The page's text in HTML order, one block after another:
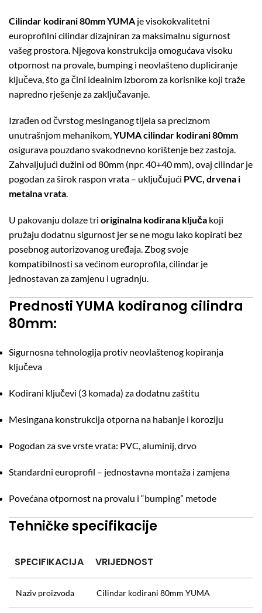
Cilindar kodirani 80mm YUMA je visokokvalitetni
europrofilni cilindar dizajniran za maksimalnu sigurnost
vašeg prostora. Njegova konstrukcija omogućava visoku
otpornost na provale, bumping i neovlašteno dupliciranje
ključeva, što ga čini idealnim izborom za korisnike koji traže
napredno rješenje za zaključavanje.
Izrađen od čvrstog mesinganog tijela sa preciznom
unutrašnjom mehanikom,YUMA cilindar kodirani 80mm
osigurava pouzdano svakodnevno korištenje bez zastoja.
Zahvaljujući dužini od 80mm (npr. 40+40 mm), ovaj cilindar je
pogodan za širok raspon vrata – uključujući PVC, drvena i
metalna vrata.
U pakovanju dolaze tri originalna kodirana ključa koji
pružaju dodatnu sigurnost jer se ne mogu lako kopirati bez
posebnog autorizovanog uređaja. Zbog svoje
kompatibilnosti sa većinom europrofila, cilindar je
jednostavan za zamjenu i ugradnju.
Prednosti YUMA kodiranog cilindra
80mm:
Sigurnosna tehnologija protiv neovlaštenog kopiranja
ključeva
Kodirani ključevi (3 komada) za dodatnu zaštitu
Mesingana konstrukcija otporna na habanje i koroziju
Pogodan za sve vrste vrata: PVC, aluminij, drvo
Standardni europrofil – jednostavna montaža i zamjena
Povećana otpornost na provalu i “bumping” metode
Tehničke specifikacije
SPECIFIKACIJA VRIJEDNOST
Naziv proizvoda Cilindar kodirani 80mm YUMA